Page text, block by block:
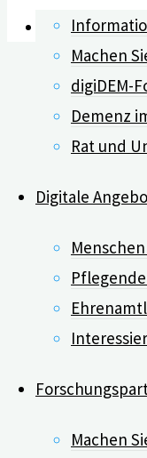
Machen
digiDEM-
Demenz
Rat und
Digitale
Machen
Leichte